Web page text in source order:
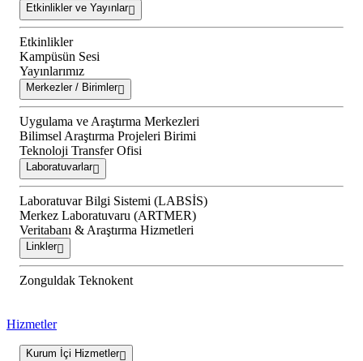
Etkinlikler ve Yayınlar
Etkinlikler
Kampüsün Sesi
Yayınlarımız
Merkezler / Birimler
Uygulama ve Araştırma Merkezleri
Bilimsel Araştırma Projeleri Birimi
Teknoloji Transfer Ofisi
Laboratuvarlar
Laboratuvar Bilgi Sistemi (LABSİS)
Merkez Laboratuvaru (ARTMER)
Veritabanı & Araştırma Hizmetleri
Linkler
Zonguldak Teknokent
Hizmetler
Kurum İçi Hizmetler